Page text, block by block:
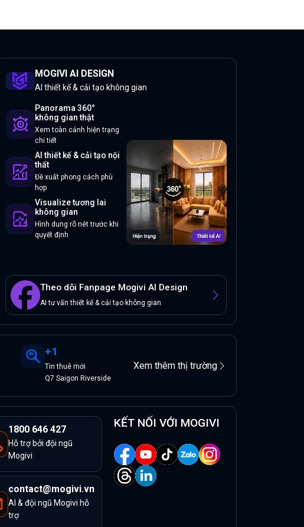
MOGIVI AI DESIGN
AI thiết kế & cải tạo không gian
Panorama 360°
không gian thật
Xem toàn cảnh hiện trạng
chi tiết
AI thiết kế & cải tạo nội
thất
Đề xuất phong cách phù
hợp
Visualize tương lai
không gian
Hình dung rõ nét trước khi
quyết định
Theo dõi Fanpage Mogivi AI Design
AI tư vấn thiết kế & cải tạo không gian
+1
Tinthuê mới
Q7 Saigon Riverside
Xem thêm thị trường
1800 646 427
Hỗ trợ bởi đội ngũ
Mogivi
contact@mogivi.vn
AI & đội ngũ Mogivi hỗ
trợ
KẾT NỐI VỚI MOGIVI